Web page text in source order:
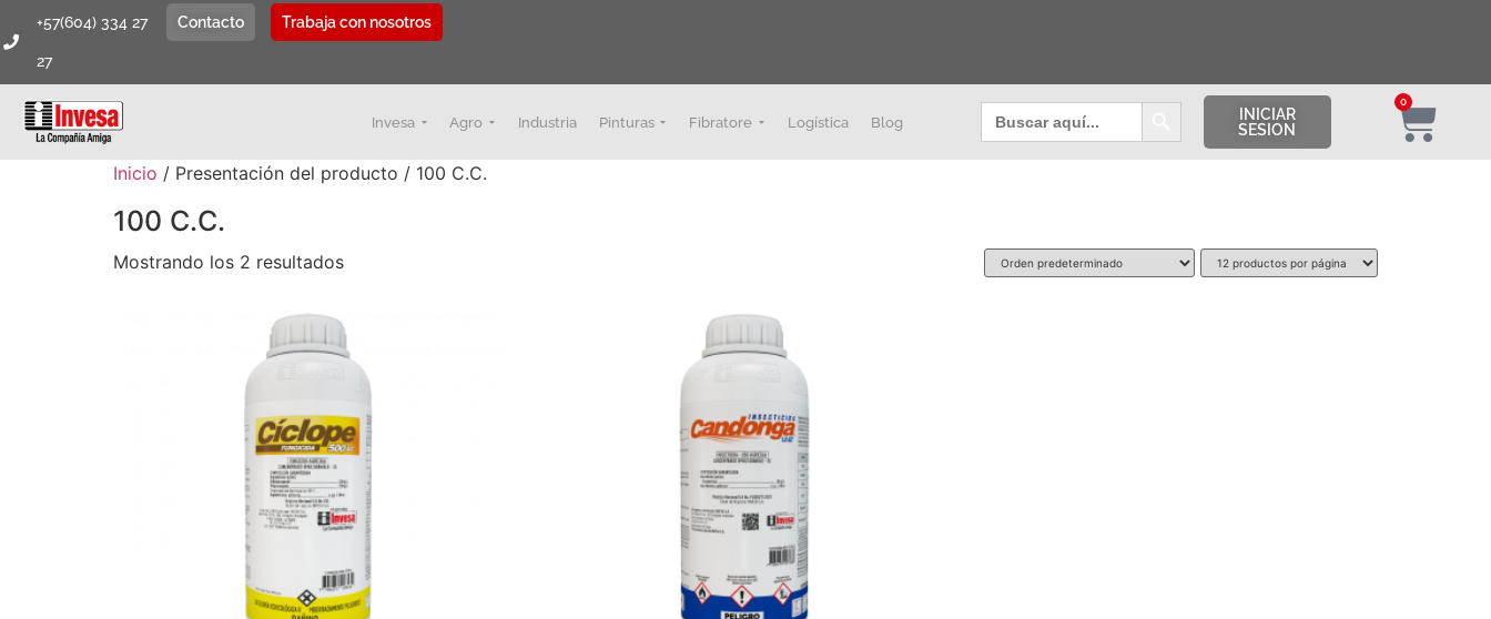
+57(604) 334 27
27
Contacto Trabaja con nosotros
Invesa Agro Industria Pinturas Fibratore Logística Blog
Buscar: Botón de búsqueda
INICIAR
SESION
0
Inicio / Presentación del producto / 100 C.C.
100 C.C.
Mostrando los 2 resultados